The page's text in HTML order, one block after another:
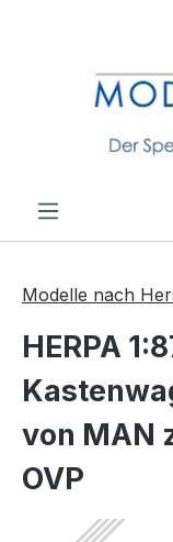
Modelle nach
HERPA
von MAN
OVP